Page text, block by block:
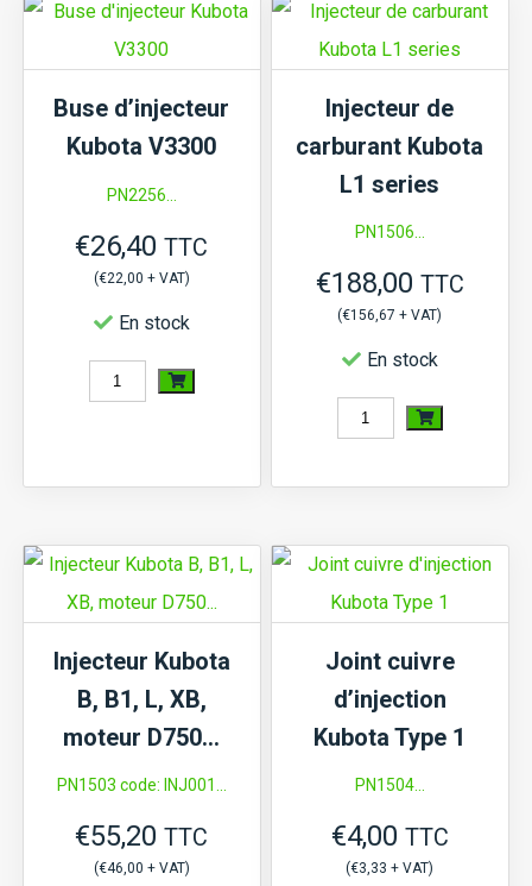
Hinomoto
E224,
B,
XB,
moteur
D750…
Buse d’injecteur
Kubota V3300
PN2256...
€26,40 TTC
(€22,00 + VAT)
En stock
quantité
d'injecteur
V3300
Injecteur de
carburant Kubota
L1 series
PN1506...
€188,00 TTC
(€156,67 + VAT)
En stock
quantité
Injecteur
carburant
Kubota
Injecteur Kubota
B, B1, L, XB,
moteur D750…
PN1503 code: INJ001...
€55,20 TTC
(€46,00 + VAT)
Joint cuivre
d’injection
Kubota Type 1
PN1504...
€4,00 TTC
(€3,33 + VAT)